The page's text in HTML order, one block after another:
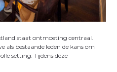
staat ontmoeting centraal.
als bestaande leden de kans om
setting. Tijdens deze